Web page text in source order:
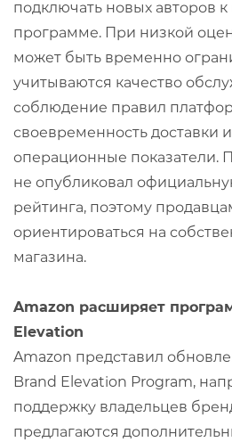
подключать новых авторов
программе. При низкой
может быть временно
учитываются качество
соблюдение правил
своевременность доставки
операционные показатели.
не опубликовал
рейтинга, поэтому
ориентироваться на
магазина.
Amazon расширяет
Elevation
Amazon представил
Brand Elevation Program,
поддержку владельцев
предлагаются